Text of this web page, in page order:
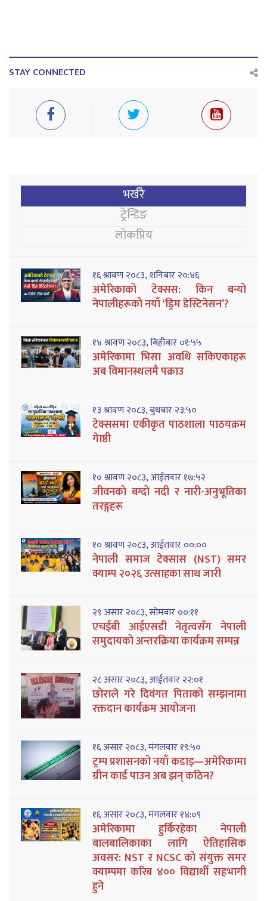
STAY CONNECTED
भर्खरै
ट्रेन्डिङ
लोकप्रिय
१६ श्रावण २०८३, शनिबार २०:४६
अमेरिकाको टेक्सस: किन बन्यो
नेपालीहरूको नयाँ ‘ड्रिम डेस्टिनेसन’?
१४ श्रावण २०८३, बिहीबार ०१:५५
अमेरिकामा भिसा अवधि सकिएकाहरू
अब विमानस्थलमै पक्राउ
१३ श्रावण २०८३, बुधबार २३:५०
टेक्ससमा एकीकृत पाठशाला पाठयक्रम
गेाष्ठी
१० श्रावण २०८३, आईतवार १७:५२
जीवनको बग्दो नदी र नारी-अनुभूतिका
तरङ्गहरू
१० श्रावण २०८३, आईतवार ००:००
नेपाली समाज टेक्सास (NST) समर
क्याम्प २०२६ उत्साहका साथ जारी
२९ असार २०८३, सोमबार ००:११
एचईबी आईएसडी नेतृत्वसँग नेपाली
समुदायको अन्तरक्रिया कार्यक्रम सम्पन्न
२८ असार २०८३, आईतवार २२:०१
छोराले गरे दिवंगत पिताको सम्झनामा
रक्तदान कार्यक्रम आयोजना
१६ असार २०८३, मंगलवार १९:५०
ट्रम्प प्रशासनको नयाँ कडाइ—अमेरिकामा
ग्रीन कार्ड पाउन अब झन् कठिन?
१६ असार २०८३, मंगलवार १४:०९
अमेरिकामा हुर्किरहेका नेपाली
बालबालिकाका लागि ऐतिहासिक
अवसर: NST र NCSC को संयुक्त समर
क्याम्पमा करिब ४०० विद्यार्थी सहभागी
हुने